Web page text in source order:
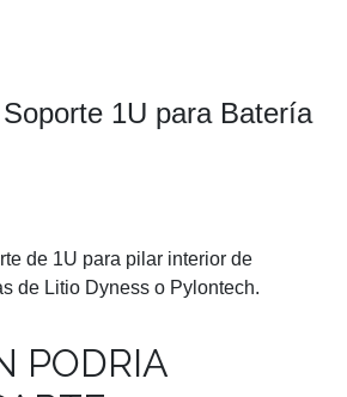
1U para Batería
de 1U para pilar interior de
de Litio Dyness o Pylontech.
PODRIA